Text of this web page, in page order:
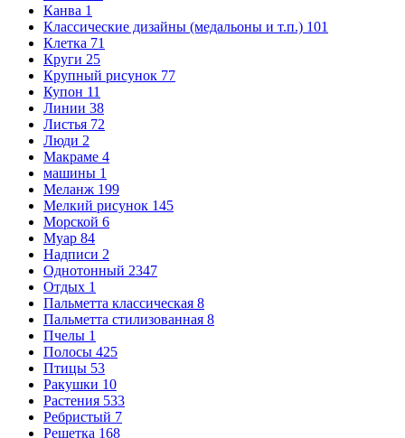
Канва 1
Классические дизайны (медальоны и т.п.) 101
Клетка 71
Круги 25
Крупный рисунок 77
Купон 11
Линии 38
Листья 72
Люди 2
Макраме 4
машины 1
Меланж 199
Мелкий рисунок 145
Морской 6
Муар 84
Надписи 2
Однотонный 2347
Отдых 1
Пальметта классическая 8
Пальметта стилизованная 8
Пчелы 1
Полосы 425
Птицы 53
Ракушки 10
Растения 533
Ребристый 7
Решетка 168